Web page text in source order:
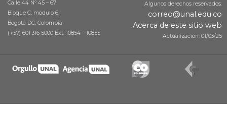
Calle 44 Nº 45 – 67
Bloque C, módulo 6.
Bogotá DC, Colombia
(+57) 601 316 5000 Ext. 10854 – 10855
Algunos derechos reservados.
correo@unal.edu.co
Acerca de este sitio web
Actualización: 01/03/25